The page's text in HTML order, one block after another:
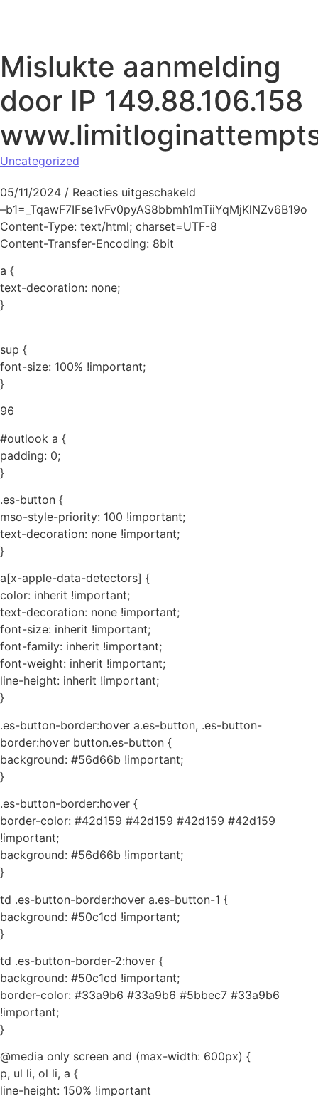
Mislukte aanmelding
door IP 149.88.106.158
Uncategorized
05/11/2024 / Reacties uitgeschakeld
–b1=_TqawF7IFse1vFv0pyAS8bbmh1mTiiYqMjKlNZv6B19o
Content-Type: text/html; charset=UTF-8
Content-Transfer-Encoding: 8bit
a {
text-decoration: none;
}
sup {
font-size: 100% !important;
}
96
#outlook a {
padding: 0;
}
.es-button {
mso-style-priority: 100 !important;
text-decoration: none !important;
}
a[x-apple-data-detectors] {
color: inherit !important;
text-decoration: none !important;
font-size: inherit !important;
font-family: inherit !important;
font-weight: inherit !important;
line-height: inherit !important;
}
.es-button-border:hover a.es-button, .es-button-
border:hover button.es-button {
background: #56d66b !important;
}
.es-button-border:hover {
border-color: #42d159 #42d159 #42d159 #42d159
!important;
background: #56d66b !important;
}
td .es-button-border:hover a.es-button-1 {
background: #50c1cd !important;
}
td .es-button-border-2:hover {
background: #50c1cd !important;
border-color: #33a9b6 #33a9b6 #5bbec7 #33a9b6
!important;
}
@media only screen and (max-width: 600px) {
p, ul li, ol li, a {
line-height: 150% !important